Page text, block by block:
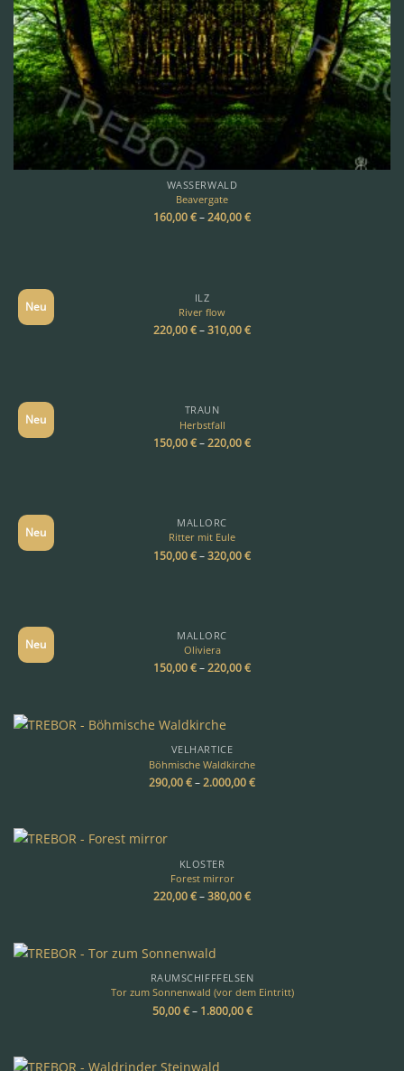
WASSERWALD
Beavergate
160,00€–240,00€
Neu
ILZ
River flow
220,00€–310,00€
Neu
TRAUN
Herbstfall
150,00€–220,00€
Neu
MALLORC
Ritter mit Eule
150,00€–320,00€
Neu
MALLORC
Oliviera
150,00€–220,00€
VELHARTICE
Böhmische Waldkirche
290,00€–2.000,00€
KLOSTER
Forest mirror
220,00€–380,00€
RAUMSCHIFFFELSEN
Tor zum Sonnenwald (vor dem Eintritt)
50,00€– 1.800,00€